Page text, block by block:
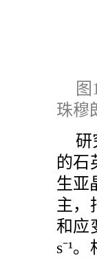
图
珠穆
研
的石
生亚
主，
和应
s⁻¹。